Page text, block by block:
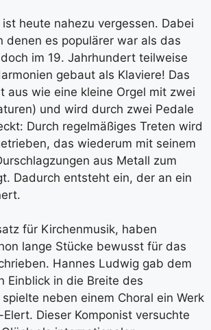
heute nahezu vergessen. Dabei
denen es populärer war als das
im 19. Jahrhundert teilweise
gebaut als Klaviere! Das
aus wie eine kleine Orgel mit zwei
und wird durch zwei Pedale
Durch regelmäßiges Treten wird
das wiederum mit seinem
aus Metall zum
Dadurch entsteht ein, der an ein
für Kirchenmusik, haben
lange Stücke bewusst für das
Hannes Ludwig gab dem
Einblick in die Breite des
neben einem Choral ein Werk
Dieser Komponist versuchte